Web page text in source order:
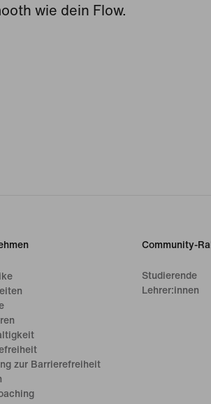
wie dein Flow.
zur Barrierefreiheit
Community-
Studierende
Lehrer:innen